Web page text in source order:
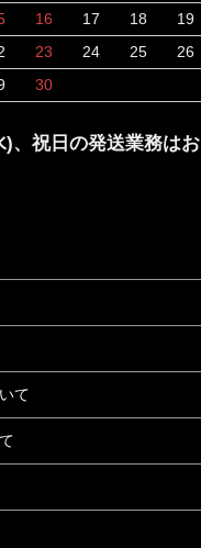
16 17 18
19
23 24 25
26
30
、祝日の発送業務はお
て